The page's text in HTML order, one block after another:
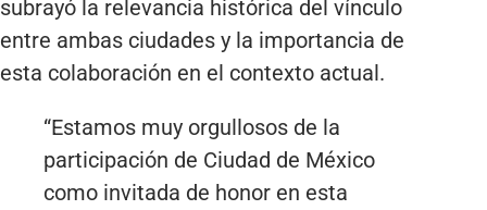
subrayó la relevancia histórica del vínculo
entre ambas ciudades y la importancia de
esta colaboración en el contexto actual.
“Estamos muy orgullosos de la
participación de Ciudad de México
como invitada de honor en esta